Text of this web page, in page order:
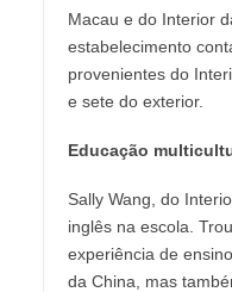
Macau e do Interior
estabelecimento
provenientes do
e sete do exterior.
Educação
Sally Wang, do
inglês na escola.
experiência de
da China, mas